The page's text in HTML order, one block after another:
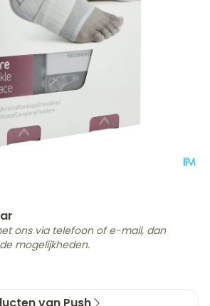
ons via telefoon of e-mail, dan
mogelijkheden.